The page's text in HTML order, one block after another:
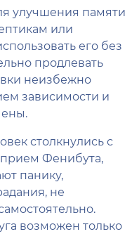
улучшения памяти
или
его без
продлевать
неизбежно
зависимости и
столкнулись с
Фенибута,
панику,
не
возможен только